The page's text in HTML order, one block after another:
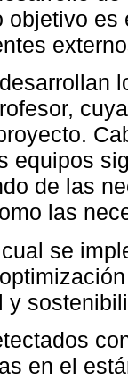
objetivo
equipos
de las
las
se
y
en el